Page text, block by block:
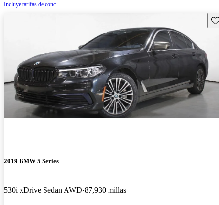
Incluye tarifas de conc.
2019 BMW 5 Series
530i xDrive Sedan AWD 87,930 millas